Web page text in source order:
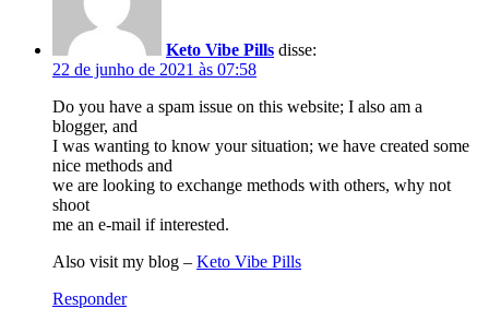
Keto Vibe Pills disse:
22 de junho de 2021 às 07:58
Do you have a spam issue on this website; I also am a
blogger, and
I was wanting to know your situation; we have created some
nice methods and
we are looking to exchange methods with others, why not
shoot
me an e-mail if interested.
Also visit my blog – Keto Vibe Pills
Responder